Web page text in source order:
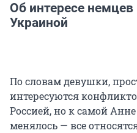
Об интересе
Украиной
По словам девушки,
интересуются
Россией, но к самой
менялось — все